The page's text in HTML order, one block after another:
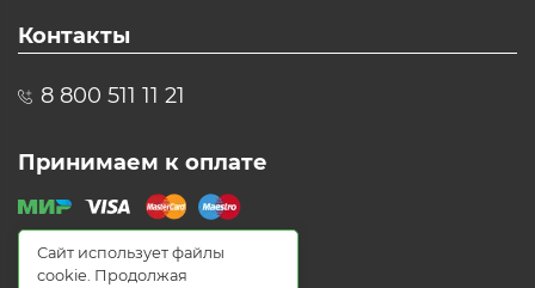
Контакты
8 800 511 11 21
Принимаем к оплате
Сайт использует файлы
cookie. Продолжая